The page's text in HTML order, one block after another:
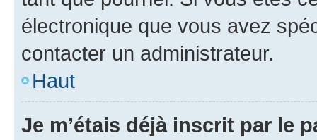
électronique que vous avez
contacter un administrateur.
Haut
Je m’étais déjà inscrit par le